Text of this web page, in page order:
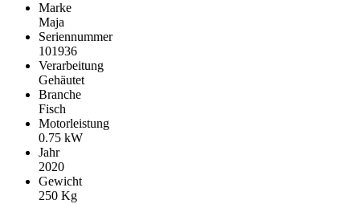
Marke
Maja
Seriennummer
101936
Verarbeitung
Gehäutet
Branche
Fisch
Motorleistung
0.75 kW
Jahr
2020
Gewicht
250 Kg